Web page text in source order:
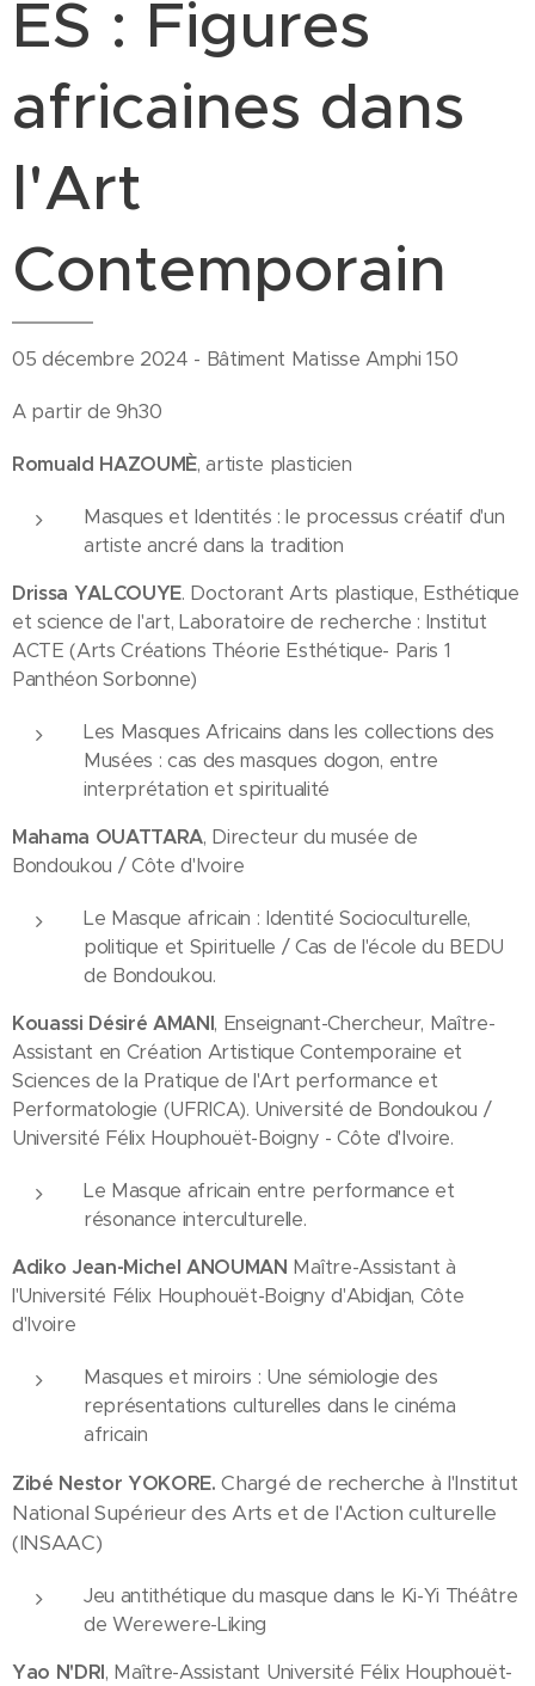
ES : Figures
africaines dans
l'Art
Contemporain
05 décembre 2024 - Bâtiment Matisse Amphi 150
A partir de 9h30
Romuald HAZOUMÈ, artiste plasticien
Masques et Identités : le processus créatif d'un
artiste ancré dans la tradition
Drissa YALCOUYE. Doctorant Arts plastique, Esthétique
et science de l'art, Laboratoire de recherche : Institut
ACTE (Arts Créations Théorie Esthétique- Paris 1
Panthéon Sorbonne)
Les Masques Africains dans les collections des
Musées : cas des masques dogon, entre
interprétation et spiritualité
Mahama OUATTARA, Directeur du musée de
Bondoukou / Côte d'Ivoire
Le Masque africain : Identité Socioculturelle,
politique et Spirituelle / Cas de l'école du BEDU
de Bondoukou.
Kouassi Désiré AMANI, Enseignant-Chercheur, Maître-
Assistant en Création Artistique Contemporaine et
Sciences de la Pratique de l'Art performance et
Performatologie (UFRICA). Université de Bondoukou /
Université Félix Houphouët-Boigny - Côte d'Ivoire.
Le Masque africain entre performance et
résonance interculturelle.
Adiko Jean-Michel ANOUMAN Maître-Assistant à
l'Université Félix Houphouët-Boigny d'Abidjan, Côte
d'Ivoire
Masques et miroirs : Une sémiologie des
représentations culturelles dans le cinéma
africain
Zibé Nestor YOKORE.Chargé de recherche à l'Institut
National Supérieur des Arts et de l'Action culturelle
(INSAAC)
Jeu antithétique du masque dans le Ki-Yi Théâtre
de Werewere-Liking
Yao N'DRI, Maître-Assistant Université Félix Houphouët-